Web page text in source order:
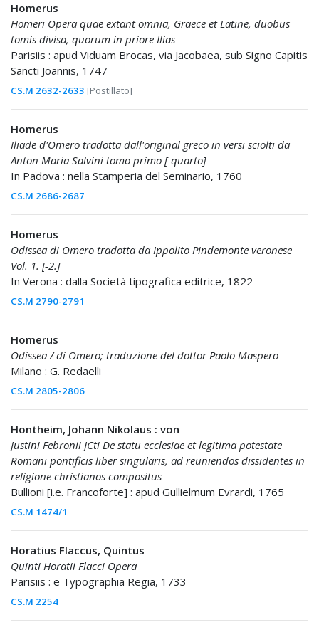
Homerus
Homeri Opera quae extant omnia, Graece et Latine, duobus
tomis divisa, quorum in priore Ilias
Parisiis : apud Viduam Brocas, via Jacobaea, sub Signo Capitis
Sancti Joannis, 1747
CS.M 2632-2633 [Postillato]
Homerus
Iliade d'Omero tradotta dall'original greco in versi sciolti da
Anton Maria Salvini tomo primo [-quarto]
In Padova : nella Stamperia del Seminario, 1760
CS.M 2686-2687
Homerus
Odissea di Omero tradotta da Ippolito Pindemonte veronese
Vol. 1. [-2.]
In Verona : dalla Società tipografica editrice, 1822
CS.M 2790-2791
Homerus
Odissea / di Omero; traduzione del dottor Paolo Maspero
Milano : G. Redaelli
CS.M 2805-2806
Hontheim, Johann Nikolaus : von
Justini Febronii JCti De statu ecclesiae et legitima potestate
Romani pontificis liber singularis, ad reuniendos dissidentes in
religione christianos compositus
Bullioni [i.e. Francoforte] : apud Gullielmum Evrardi, 1765
CS.M 1474/1
Horatius Flaccus, Quintus
Quinti Horatii Flacci Opera
Parisiis : e Typographia Regia, 1733
CS.M 2254